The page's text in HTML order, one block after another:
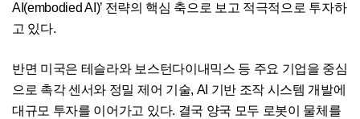
AI(embodied AI)’ 전략의 핵심 축으로 보고 적극적으로 투자하
고 있다.
반면 미국은 테슬라와 보스턴다이내믹스 등 주요 기업을 중심
으로 촉각 센서와 정밀 제어 기술, AI 기반 조작 시스템 개발에
대규모 투자를 이어가고 있다. 결국 양국 모두 로봇이 물체를